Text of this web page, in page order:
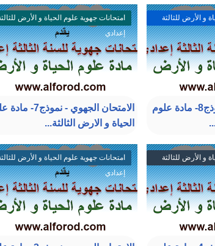
و الأرض للثالثة
الامتحان الجهوي - نموذج8- مادة علوم
امتحانات جهوية علوم الحياة و الأرض
إعدادي
الامتحان الجهوي -
الحياة و الارض الثالثة...
و الأرض للثالثة
امتحانات جهوية علوم الحياة و الأرض
إعدادي